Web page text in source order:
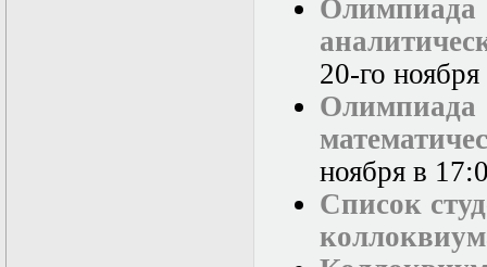
20-го
ноября в
Список